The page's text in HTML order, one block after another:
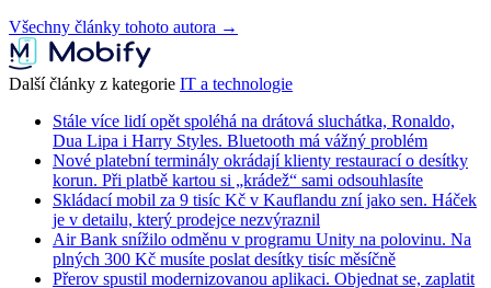
Všechny články tohoto autora →
Další články z kategorie IT a technologie
Stále více lidí opět spoléhá na drátová sluchátka, Ronaldo,
Dua Lipa i Harry Styles. Bluetooth má vážný problém
Nové platební terminály okrádají klienty restaurací o desítky
korun. Při platbě kartou si „krádež“ sami odsouhlasíte
Skládací mobil za 9 tisíc Kč v Kauflandu zní jako sen. Háček
je v detailu, který prodejce nezvýraznil
Air Bank snížilo odměnu v programu Unity na polovinu. Na
plných 300 Kč musíte poslat desítky tisíc měsíčně
Přerov spustil modernizovanou aplikaci. Objednat se, zaplatit